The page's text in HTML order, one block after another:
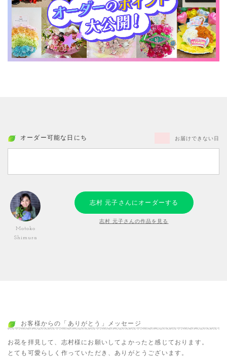
オーダー可能な日にち お届けできない日
Motoko
Shimura
志村 元子さんにオーダーする
志村 元子さんの作品を見る
お客様からの「ありがとう」メッセージ
お花を拝見して、志村様にお願いしてよかったと感じております。
とても可愛らしく作っていただき、ありがとうございます。